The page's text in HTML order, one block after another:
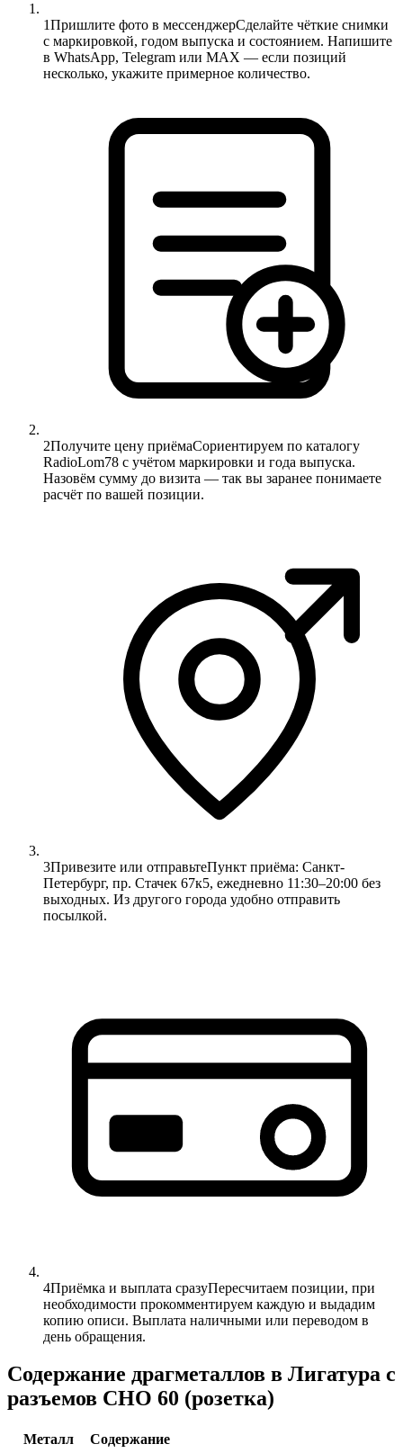
1Пришлите фото в мессенджерСделайте чёткие снимки
с маркировкой, годом выпуска и состоянием. Напишите
в WhatsApp, Telegram или MAX — если позиций
несколько, укажите примерное количество.
2Получите цену приёмаСориентируем по каталогу
RadioLom78 с учётом маркировки и года выпуска.
Назовём сумму до визита — так вы заранее понимаете
расчёт по вашей позиции.
3Привезите или отправьтеПункт приёма: Санкт-
Петербург, пр. Стачек 67к5, ежедневно 11:30–20:00 без
выходных. Из другого города удобно отправить
посылкой.
4Приёмка и выплата сразуПересчитаем позиции, при
необходимости прокомментируем каждую и выдадим
копию описи. Выплата наличными или переводом в
день обращения.
Содержание драгметаллов в Лигатура с
разъемов СНО 60 (розетка)
Металл
Содержание